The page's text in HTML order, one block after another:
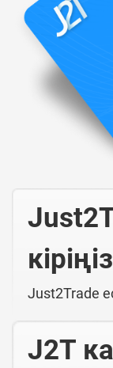
кіріңіз
Just2Trade
J2T